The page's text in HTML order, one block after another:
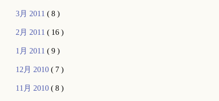
3月 2011( 8 )
2月 2011( 16 )
1月 2011( 9 )
12月 2010( 7 )
11月 2010( 8 )